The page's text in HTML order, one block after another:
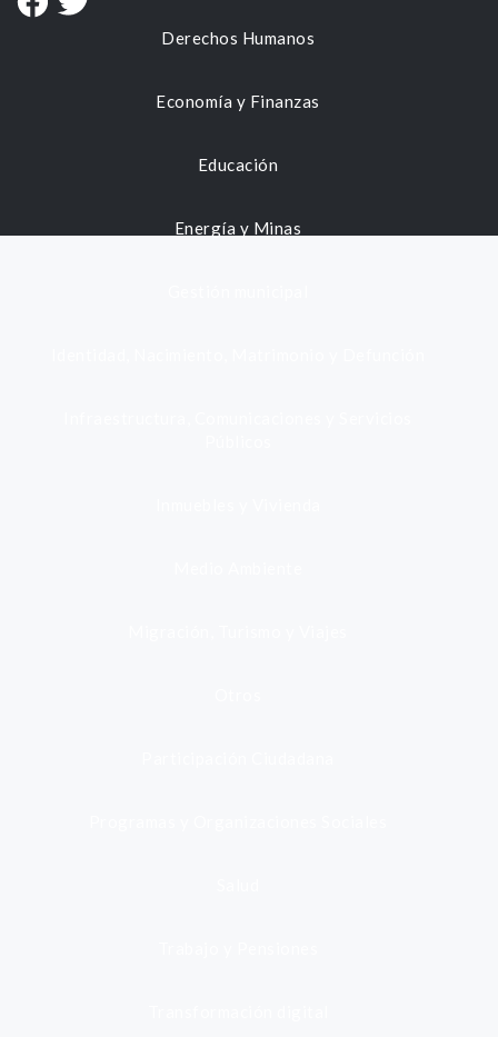
Derechos Humanos
Economía y Finanzas
Educación
Energía y Minas